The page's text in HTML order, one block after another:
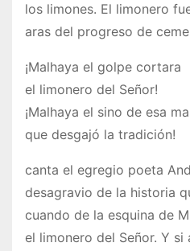
los limones. El limonero
aras del progreso de
¡Malhaya el golpe cortara
el limonero del Señor!
¡Malhaya el sino de esa
que desgajó la tradición!
canta el egregio poeta
desagravio de la historia
cuando de la esquina de
el limonero del Señor. Y si